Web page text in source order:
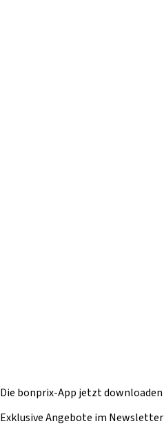
Die bonprix-App jetzt downloaden
Exklusive Angebote im Newsletter